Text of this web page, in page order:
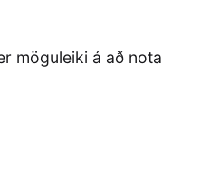
möguleiki á að nota